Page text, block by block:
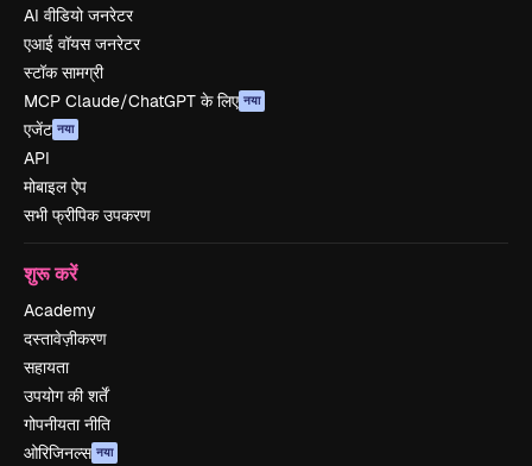
AI वीडियो जनरेटर
एआई वॉयस जनरेटर
स्टॉक सामग्री
MCP Claude/ChatGPT के लिए नया
एजेंट नया
API
मोबाइल ऐप
सभी फ्रीपिक उपकरण
शुरू करें
Academy
दस्तावेज़ीकरण
सहायता
उपयोग की शर्तें
गोपनीयता नीति
ओरिजिनल्स नया